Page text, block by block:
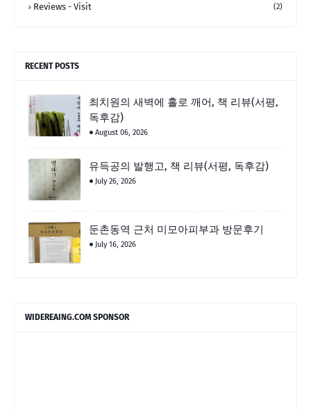
Reviews - Visit (2)
RECENT POSTS
최치원의 새벽에 홀로 깨어, 책 리뷰(서평,
독후감)
August 06, 2026
유득공의 발행고, 책 리뷰(서평, 독후감)
July 26, 2026
둔촌동역 근처 미모아피부과 방문후기
July 16, 2026
WIDEREAING.COM SPONSOR